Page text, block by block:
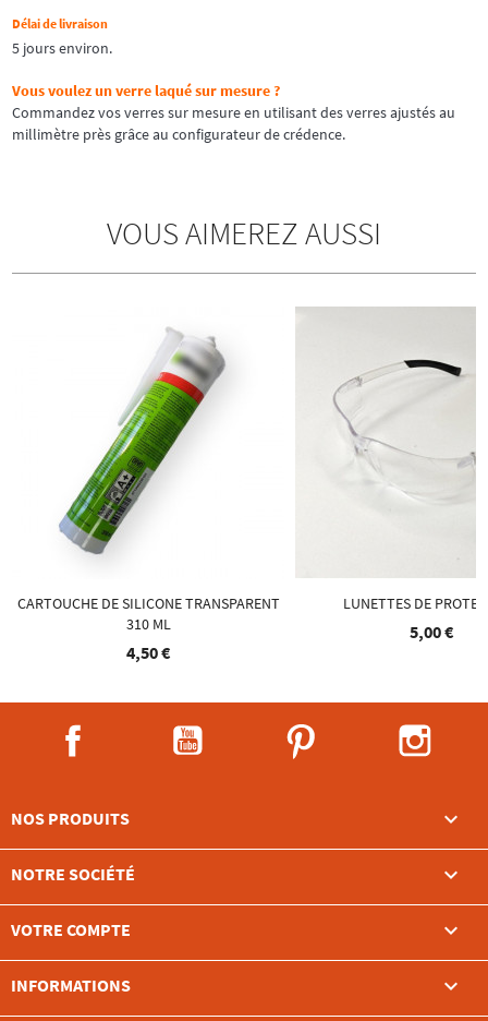
Délai de livraison
5 jours environ.
Vous voulez un verre laqué sur mesure ?
Commandez vos verres sur mesure en utilisant des verres ajustés au
millimètre près grâce au configurateur de crédence.
VOUS AIMEREZ AUSSI
CARTOUCHE DE SILICONE TRANSPARENT
310 ML
4,50 €
LUNETTES DE
5,00 €
NOS PRODUITS 
NOTRE SOCIÉTÉ 
VOTRE COMPTE 
INFORMATIONS keyboard_arrow_down